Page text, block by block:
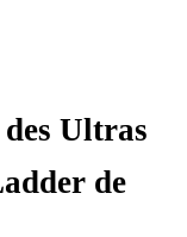
Ultras
de